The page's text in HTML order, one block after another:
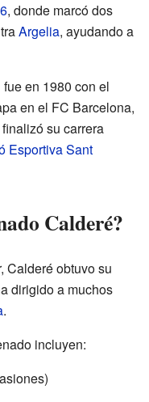
, donde marcó dos
Argelia, ayudando a
en 1980 con el
en el FC Barcelona,
su carrera
Esportiva Sant
Calderé?
Calderé obtuvo su
dirigido a muchos
.
incluyen: